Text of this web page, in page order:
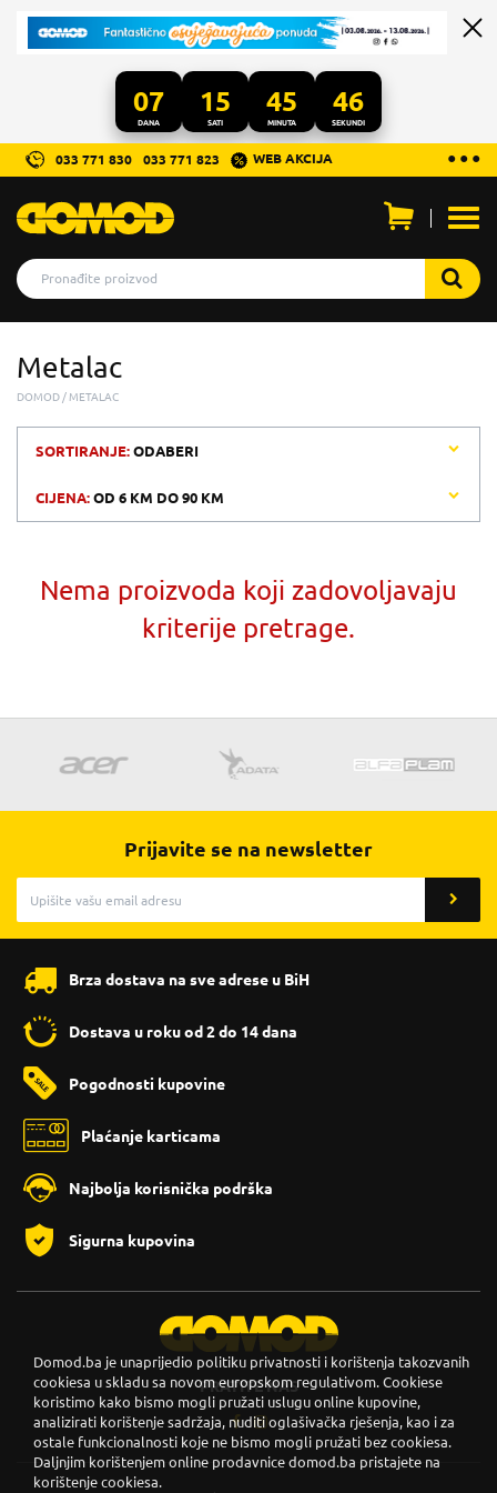
07
DANA
15
SATI
45
MINUTA
46
SEKUNDI
...
● ● ●
033 771 830 033 771 823 WEB AKCIJA
Metalac
DOMOD METALAC
SORTIRANJE:ODABERI
CIJENA:OD 6 KM DO90 KM
Nema proizvoda koji zadovoljavaju
kriterije pretrage.
Prijavite se na newsletter
Brza dostava na sve adrese u BiH
Dostava u roku od 2 do 14 dana
Pogodnosti kupovine
Plaćanje karticama
Najbolja korisnička podrška
Sigurna kupovina
PRATITE NAS
Domod.ba je unaprijedio politiku privatnosti i korištenja takozvanih
cookiesa u skladu sa novom europskom regulativom. Cookiese
koristimo kako bismo mogli pružati uslugu online kupovine,
analizirati korištenje sadržaja, nuditi oglašivačka rješenja, kao i za
ostale funkcionalnosti koje ne bismo mogli pružati bez cookiesa.
Daljnjim korištenjem online prodavnice domod.ba pristajete na
korištenje cookiesa.